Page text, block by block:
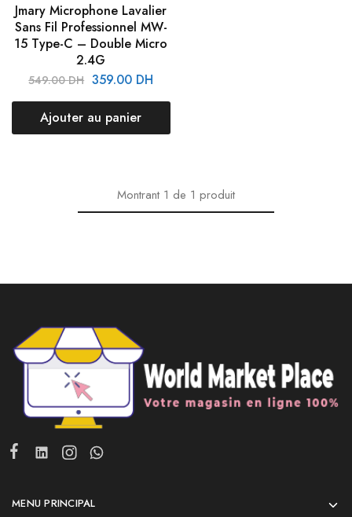
Jmary Microphone Lavalier
Sans Fil Professionnel MW-
15 Type-C – Double Micro
2.4G
549.00DH 359.00 DH
Ajouter au panier
Montrant 1 de 1 produit
MENU PRINCIPAL